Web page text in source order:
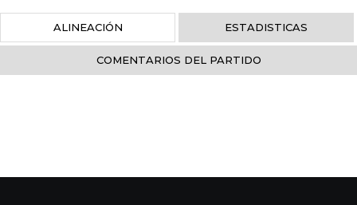
ALINEACIÓN ESTADISTICAS
COMENTARIOS DEL PARTIDO